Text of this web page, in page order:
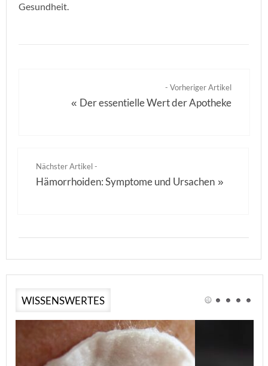
Gesundheit.
- Vorheriger Artikel
« Der essentielle Wert der Apotheke
Nächster Artikel -
Hämorrhoiden: Symptome und Ursachen »
WISSENSWERTES